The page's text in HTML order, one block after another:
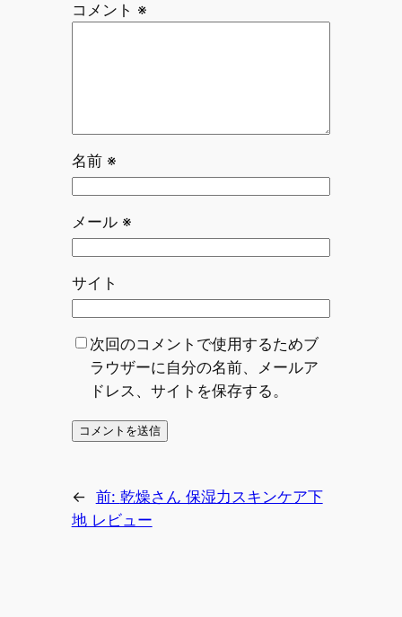
コメント ※
名前 ※
メール ※
サイト
次回のコメントで使用するためブ
ラウザーに自分の名前、メールア
ドレス、サイトを保存する。
← 前: 乾燥さん 保湿力スキンケア下
地 レビュー